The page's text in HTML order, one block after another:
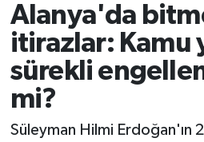
Alanya'da
itirazlar: Kamu
sürekli
mi?
Süleyman Hilmi Erdoğan'ın